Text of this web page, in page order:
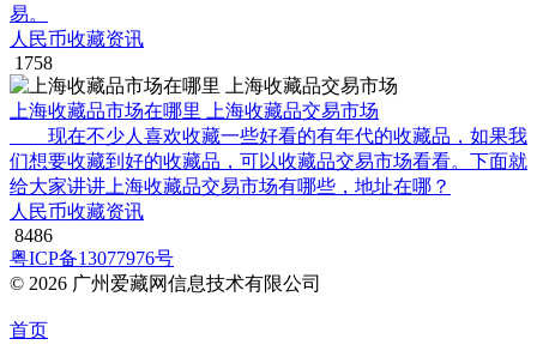
易。
人民币收藏资讯
1758
上海收藏品市场在哪里 上海收藏品交易市场
现在不少人喜欢收藏一些好看的有年代的收藏品，如果我
们想要收藏到好的收藏品，可以收藏品交易市场看看。下面就
给大家讲讲上海收藏品交易市场有哪些，地址在哪？
人民币收藏资讯
8486
粤ICP备13077976号
© 2026 广州爱藏网信息技术有限公司
首页